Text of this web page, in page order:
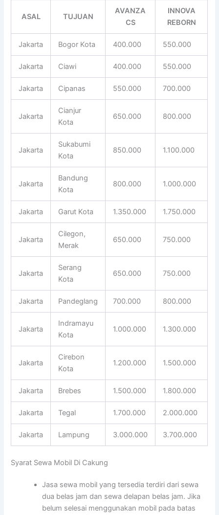
ASAL TUJUAN
AVANZA
CS
INNOVA
REBORN
Jakarta Bogor Kota 400.000 550.000
Jakarta Ciawi 400.000 550.000
Jakarta Cipanas 550.000 700.000
Jakarta
Cianjur
Kota
650.000 800.000
Jakarta
Sukabumi
Kota
850.000 1.100.000
Jakarta
Bandung
Kota
800.000 1.000.000
Jakarta Garut Kota 1.350.000 1.750.000
Jakarta
Cilegon,
Merak
650.000 750.000
Jakarta
Serang
Kota
650.000 750.000
Jakarta Pandeglang 700.000 800.000
Jakarta
Indramayu
Kota
1.000.000 1.300.000
Jakarta
Cirebon
Kota
1.200.000 1.500.000
Jakarta Brebes 1.500.000 1.800.000
Jakarta Tegal 1.700.000 2.000.000
Jakarta Lampung 3.000.000 3.700.000
Syarat Sewa Mobil Di Cakung
Jasa sewa mobil yang tersedia terdiri dari sewa
dua belas jam dan sewa delapan belas jam. Jika
belum selesai menggunakan mobil pada batas